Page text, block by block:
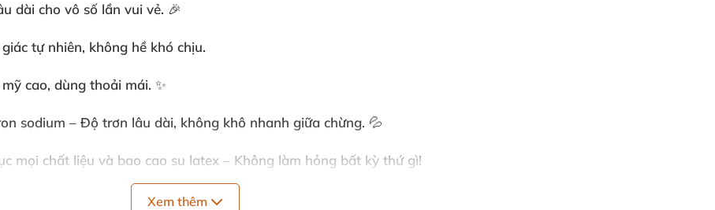
dài cho vô số lần vui vẻ. 🎉
tự nhiên, không hề khó chịu.
cao, dùng thoải mái. ✨
sodium – Độ trơn lâu dài, không khô nhanh giữa chừng. 💦
mọi chất liệu và bao cao su latex – Không làm hỏng bất kỳ thứ gì!
gum, hyaluronate sodium, benzyl alcohol, sodium benzoate, potassium sorbate, citric acid – 100%
Xem thêm